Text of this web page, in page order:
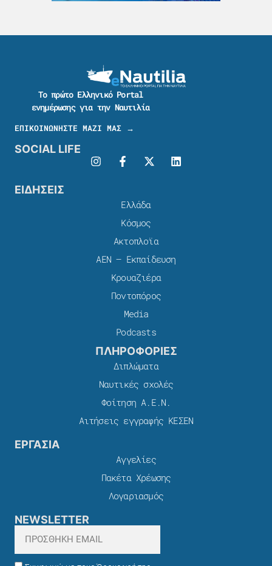
Το πρώτο Ελληνικό Portal
ενημέρωσης για την Ναυτιλία
ΕΠΙΚΟΙΝΩΝΗΣΤΕ ΜΑΖΙ ΜΑΣ →
SOCIAL LIFE
ΕΙΔΗΣΕΙΣ
Ελλάδα
Κόσμος
Ακτοπλοϊα
ΑΕΝ – Εκπαίδευση
Κρουαζιέρα
Ποντοπόρος
Media
Podcasts
ΠΛΗΡΟΦΟΡΙΕΣ
Διπλώματα
Ναυτικές σχολές
Φοίτηση Α.Ε.Ν.
Αιτήσεις εγγραφής ΚΕΣΕΝ
ΕΡΓΑΣΙΑ
Αγγελίες
Πακέτα Χρέωσης​
Λογαριασμός
NEWSLETTER